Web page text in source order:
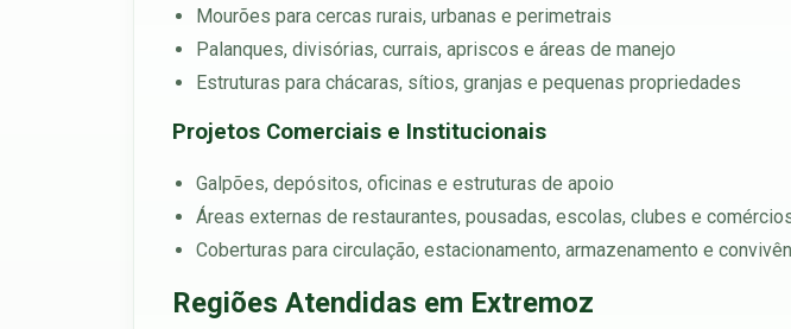
Mourões para cercas rurais, urbanas e perimetrais
Palanques, divisórias, currais, apriscos e áreas de manejo
Estruturas para chácaras, sítios, granjas e pequenas propriedades
Projetos Comerciais e Institucionais
Galpões, depósitos, oficinas e estruturas de apoio
Áreas externas de restaurantes, pousadas, escolas, clubes e
Coberturas para circulação, estacionamento, armazenamento e
Regiões Atendidas em Extremoz